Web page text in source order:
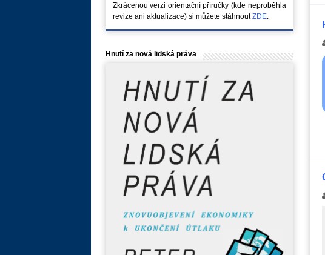
Zkrácenou verzi orientační příručky (kde neproběhla
revize ani aktualizace) si můžete stáhnoutZDE.
Hnutí za nová lidská práva